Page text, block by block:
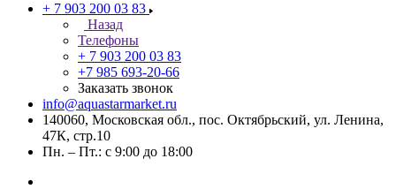
+ 7 903 200 03 83
Назад
Телефоны
+ 7 903 200 03 83
+7 985 693-20-66
Заказать звонок
info@aquastarmarket.ru
140060, Московская обл., пос. Октябрьский, ул. Ленина,
47К, стр.10
Пн. – Пт.: с 9:00 до 18:00